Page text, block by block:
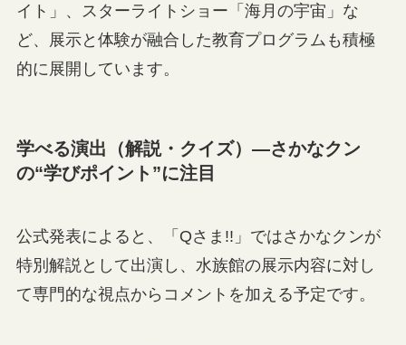
イト」、スターライトショー「海月の宇宙」な
ど、展示と体験が融合した教育プログラムも積極
的に展開しています。
学べる演出（解説・クイズ）—さかなクン
の“学びポイント”に注目
公式発表によると、「Qさま!!」ではさかなクンが
特別解説として出演し、水族館の展示内容に対し
て専門的な視点からコメントを加える予定です。